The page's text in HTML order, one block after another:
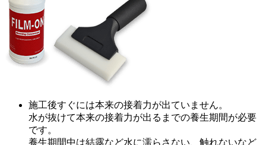
施工後すぐには本来の接着力が出ていません。
水が抜けて本来の接着力が出るまでの養生期間が必要
です。
養生期間中は結露など水に濡らさない、触れないなど